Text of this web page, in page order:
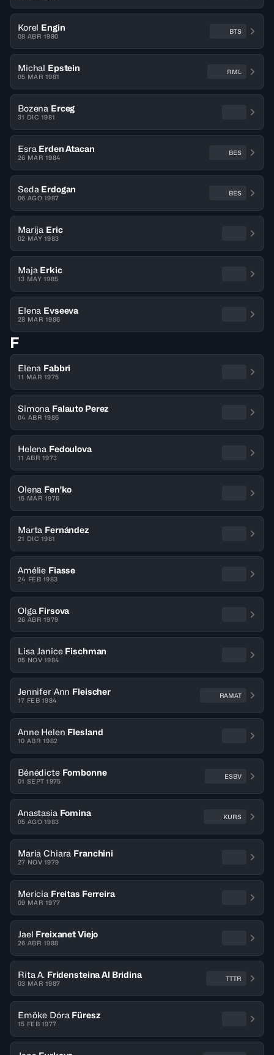
Korel Engin
08 ABR 1980
BTS
Michal Epstein
05 MAR 1981
RML
Bozena Erceg
31 DIC 1981
Esra Erden Atacan
26 MAR 1984
BES
Seda Erdogan
06 AGO 1987
BES
Marija Eric
02 MAY 1983
Maja Erkic
13 MAY 1985
Elena Evseeva
28 MAR 1986
F
Elena Fabbri
11 MAR 1975
Simona Falauto Perez
04 ABR 1986
Helena Fedoulova
11 ABR 1973
Olena Fen'ko
15 MAR 1976
Marta Fernández
21 DIC 1981
Amélie Fiasse
24 FEB 1983
Olga Firsova
26 ABR 1979
Lisa Janice Fischman
05 NOV 1984
Jennifer Ann Fleischer
17 FEB 1984
RAMAT
Anne Helen Flesland
10 ABR 1982
Bénédicte Fombonne
01 SEPT 1975
ESBV
Anastasia Fomina
05 AGO 1983
KURS
Maria Chiara Franchini
27 NOV 1979
Mericia Freitas Ferreira
09 MAR 1977
Jael Freixanet Viejo
26 ABR 1988
Rita A. Fridensteina Al Bridina
03 MAR 1987
TTTR
Emöke Dóra Füresz
15 FEB 1977